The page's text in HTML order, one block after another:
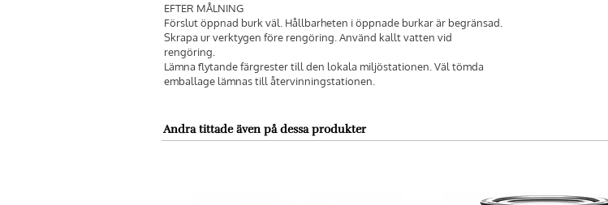
EFTER MÅLNING
Förslut öppnad burk väl. Hållbarheten i öppnade burkar är begränsad.
Skrapa ur verktygen före rengöring. Använd kallt vatten vid
rengöring.
Lämna flytande färgrester till den lokala miljöstationen. Väl tömda
emballage lämnas till återvinningstationen.
Andra tittade även på dessa produkter